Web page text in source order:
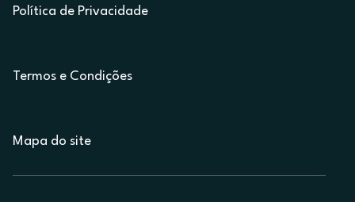
Política de Privacidade
Termos e Condições
Mapa do site